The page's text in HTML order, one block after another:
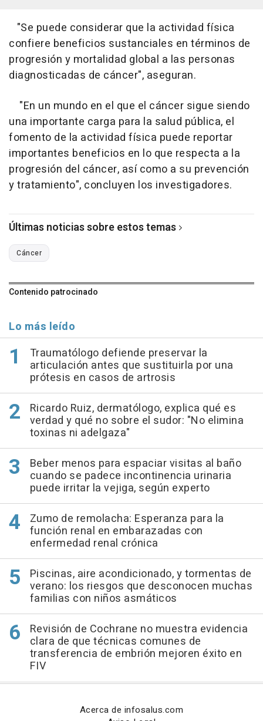
"Se puede considerar que la actividad física
confiere beneficios sustanciales en términos de
progresión y mortalidad global a las personas
diagnosticadas de cáncer", aseguran.
"En un mundo en el que el cáncer sigue siendo
una importante carga para la salud pública, el
fomento de la actividad física puede reportar
importantes beneficios en lo que respecta a la
progresión del cáncer, así como a su prevención
y tratamiento", concluyen los investigadores.
Últimas noticias sobre estos temas
Cáncer
Contenido patrocinado
Lo más leído
Traumatólogo defiende preservar la
articulación antes que sustituirla por una
prótesis en casos de artrosis
Ricardo Ruiz, dermatólogo, explica qué es
verdad y qué no sobre el sudor: "No elimina
toxinas ni adelgaza"
Beber menos para espaciar visitas al baño
cuando se padece incontinencia urinaria
puede irritar la vejiga, según experto
Zumo de remolacha: Esperanza para la
función renal en embarazadas con
enfermedad renal crónica
Piscinas, aire acondicionado, y tormentas de
verano: los riesgos que desconocen muchas
familias con niños asmáticos
Revisión de Cochrane no muestra evidencia
clara de que técnicas comunes de
transferencia de embrión mejoren éxito en
FIV
Acerca de infosalus.com